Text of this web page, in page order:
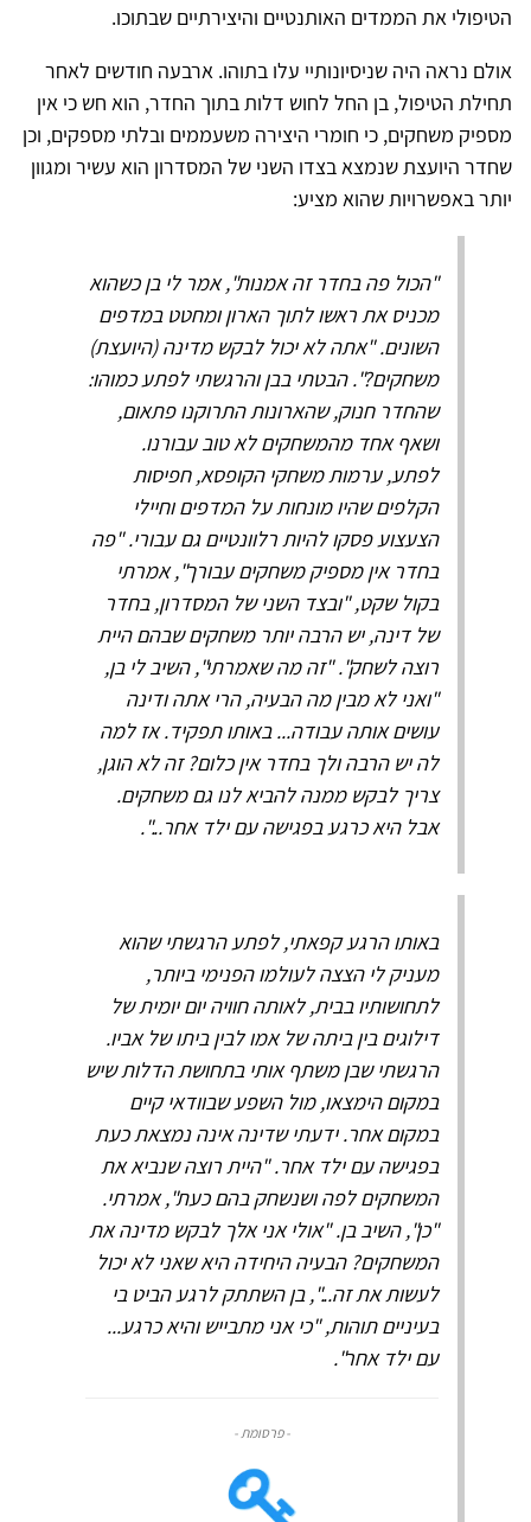
הטיפולי את הממדים האותנטיים והיצירתיים שבתוכו.
אולם נראה היה שניסיונותיי עלו בתוהו. ארבעה חודשים לאחר
תחילת הטיפול, בן החל לחוש דלות בתוך החדר, הוא חש כי אין
מספיק משחקים, כי חומרי היצירה משעממים ובלתי מספקים, וכן
שחדר היועצת שנמצא בצדו השני של המסדרון הוא עשיר ומגוון
יותר באפשרויות שהוא מציע:
"הכול פה בחדר זה אמנות", אמר לי בן כשהוא
מכניס את ראשו לתוך הארון ומחטט במדפים
השונים. "אתה לא יכול לבקש מדינה (היועצת)
משחקים?". הבטתי בבן והרגשתי לפתע כמוהו:
שהחדר חנוק, שהארונות התרוקנו פתאום,
ושאף אחד מהמשחקים לא טוב עבורנו.
לפתע, ערמות משחקי הקופסא, חפיסות
הקלפים שהיו מונחות על המדפים וחיילי
הצעצוע פסקו להיות רלוונטיים גם עבורי. "פה
בחדר אין מספיק משחקים עבורך", אמרתי
בקול שקט, "ובצד השני של המסדרון, בחדר
של דינה, יש הרבה יותר משחקים שבהם היית
רוצה לשחק". "זה מה שאמרתי", השיב לי בן,
"ואני לא מבין מה הבעיה, הרי אתה ודינה
עושים אותה עבודה... באותו תפקיד. אז למה
לה יש הרבה ולך בחדר אין כלום? זה לא הוגן,
צריך לבקש ממנה להביא לנו גם משחקים.
אבל היא כרגע בפגישה עם ילד אחר...".
באותו הרגע קפאתי, לפתע הרגשתי שהוא
מעניק לי הצצה לעולמו הפנימי ביותר,
לתחושותיו בבית, לאותה חוויה יום יומית של
דילוגים בין ביתה של אמו לבין ביתו של אביו.
הרגשתי שבן משתף אותי בתחושת הדלות שיש
במקום הימצאו, מול השפע שבוודאי קיים
במקום אחר. ידעתי שדינה אינה נמצאת כעת
בפגישה עם ילד אחר. "היית רוצה שנביא את
המשחקים לפה ושנשחק בהם כעת", אמרתי.
"כן", השיב בן. "אולי אני אלך לבקש מדינה את
המשחקים? הבעיה היחידה היא שאני לא יכול
לעשות את זה...", בן השתתק לרגע הביט בי
בעיניים תוהות, "כי אני מתבייש והיא כרגע...
עם ילד אחר".
- פרסומת -